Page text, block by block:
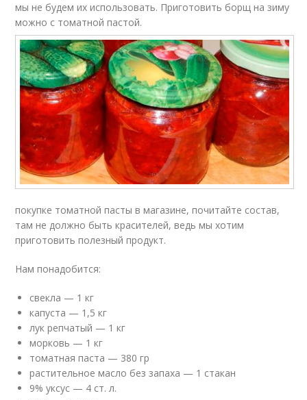
мы не будем их использовать. Приготовить борщ на зиму
можно с томатной пастой.
покупке томатной пасты в магазине, почитайте состав,
там не должно быть красителей, ведь мы хотим
приготовить полезный продукт.
Нам понадобится:
свекла — 1 кг
капуста — 1,5 кг
лук репчатый — 1 кг
морковь — 1 кг
томатная паста — 380 гр
растительное масло без запаха — 1 стакан
9% уксус — 4 ст. л.